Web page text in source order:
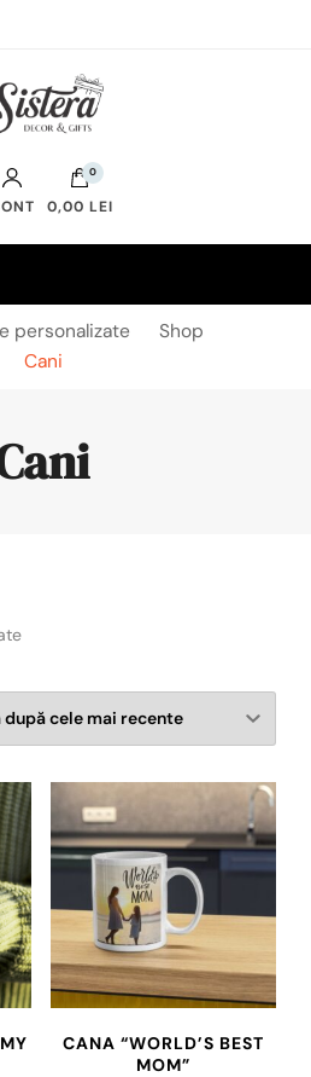
0
0,00 LEI
personalizate
Shop
Cani
Sortat
cele
mai
recente
CANA “WORLD’S BEST
MOM”